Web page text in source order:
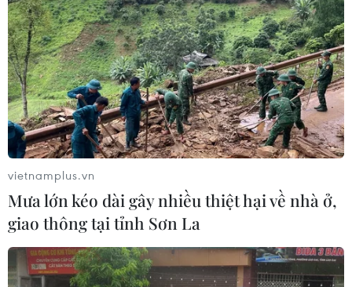
vietnamplus.vn
Mưa lớn kéo dài gây nhiều thiệt hại về nhà ở,
giao thông tại tỉnh Sơn La